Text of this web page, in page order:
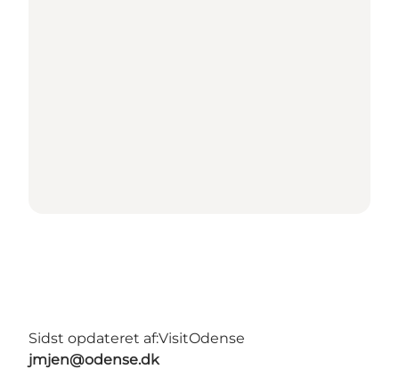
Sidst opdateret af:VisitOdense
jmjen@odense.dk